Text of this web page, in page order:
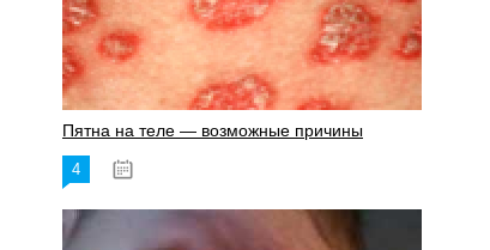
Пятна на теле — возможные причины
4